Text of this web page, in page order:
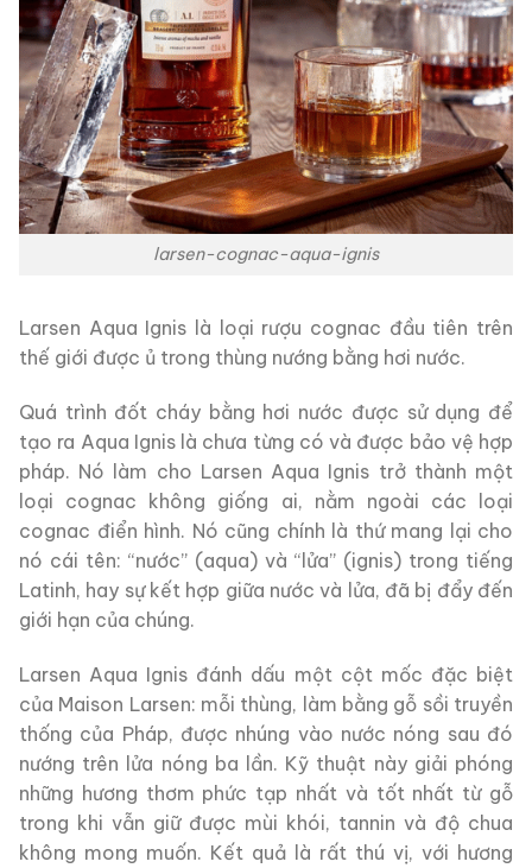
larsen-cognac-aqua-ignis
Larsen Aqua Ignis là loại rượu cognac đầu tiên trên
thế giới được ủ trong thùng nướng bằng hơi nước.
Quá trình đốt cháy bằng hơi nước được sử dụng để
tạo ra Aqua Ignis là chưa từng có và được bảo vệ hợp
pháp. Nó làm cho Larsen Aqua Ignis trở thành một
loại cognac không giống ai, nằm ngoài các loại
cognac điển hình. Nó cũng chính là thứ mang lại cho
nó cái tên: “nước” (aqua) và “lửa” (ignis) trong tiếng
Latinh, hay sự kết hợp giữa nước và lửa, đã bị đẩy đến
giới hạn của chúng.
Larsen Aqua Ignis đánh dấu một cột mốc đặc biệt
của Maison Larsen: mỗi thùng, làm bằng gỗ sồi truyền
thống của Pháp, được nhúng vào nước nóng sau đó
nướng trên lửa nóng ba lần. Kỹ thuật này giải phóng
những hương thơm phức tạp nhất và tốt nhất từ gỗ
trong khi vẫn giữ được mùi khói, tannin và độ chua
không mong muốn. Kết quả là rất thú vị, với hương